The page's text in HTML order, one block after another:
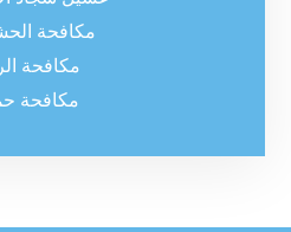
مكافحة
مكافحة
مكافحة